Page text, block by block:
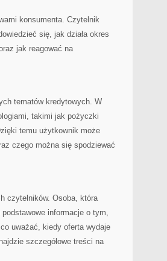
konsumenta. Czytelnik
się, jak działa okres
jak reagować na
tematów kredytowych. W
takimi jak pożyczki
temu użytkownik może
czego można się spodziewać
czytelników. Osoba, która
informacje o tym,
uważać, kiedy oferta wydaje
szczegółowe treści na